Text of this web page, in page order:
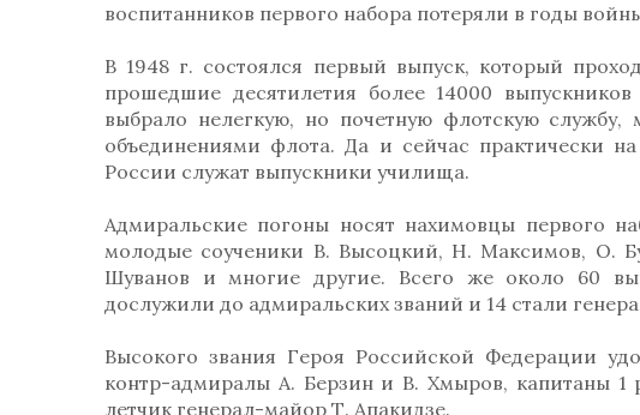
воспитанников первого набора потеряли в годы
В 1948 г. состоялся первый выпуск, который
прошедшие десятилетия более 14000
выбрало нелегкую, но почетную флотскую
объединениями флота. Да и сейчас практически
России служат выпускники училища.
Адмиральские погоны носят нахимовцы первого
молодые соученики В. Высоцкий, Н. Максимов, О.
Шуванов и многие другие. Всего же около 60
дослужили до адмиральских званий и 14 стали
Высокого звания Героя Российской Федерации
контр-адмиралы А. Берзин и В. Хмыров, капитаны
летчик генерал-майор Т. Апакидзе.